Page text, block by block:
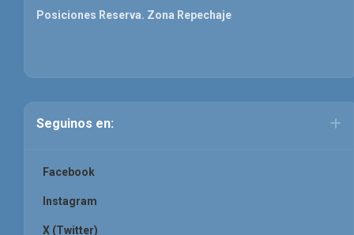
Posiciones Reserva. Zona Repechaje
Seguinos en:
Facebook
Instagram
X (Twitter)